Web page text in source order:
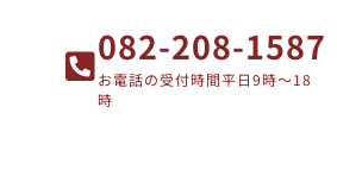
082-208-1587
お電話の受付時間平日9時～18
時